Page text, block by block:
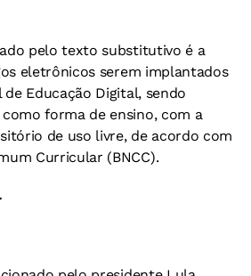
pelo texto substitutivo é a
eletrônicos serem implantados
Educação Digital, sendo
como forma de ensino, com a
de uso livre, de acordo com
Curricular (BNCC).